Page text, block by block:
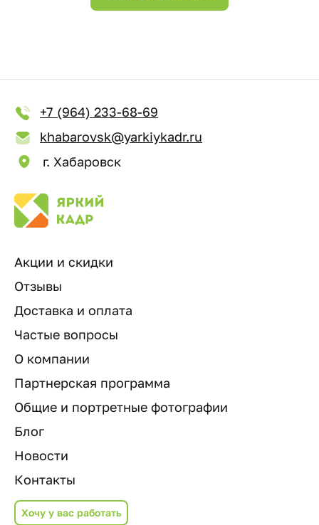
+7 (964) 233-68-69
khabarovsk@yarkiykadr.ru
г. Хабаровск
Акции и скидки
Отзывы
Доставка и оплата
Частые вопросы
О компании
Партнерская программа
Общие и портретные фотографии
Блог
Новости
Контакты
Хочу у вас работать